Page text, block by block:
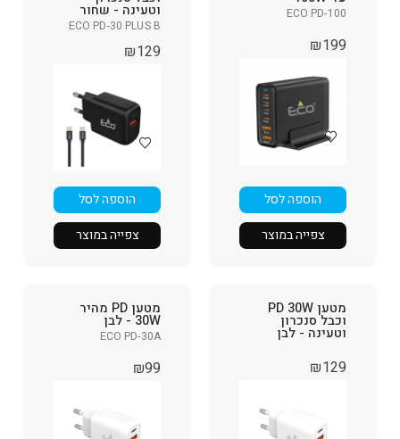
ECO PD-100
₪199
הוספה לסל
צפייה במוצר
וטעינה - שחור
ECO PD-30 PLUS B
₪129
הוספה לסל
צפייה במוצר
מטען PD 30W
וכבל סנכרון
וטעינה - לבן
₪129
מטען PD מהיר
30W - לבן
ECO PD-30A
₪99